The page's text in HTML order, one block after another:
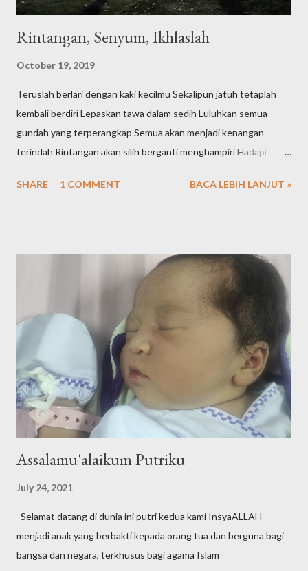
Rintangan, Senyum, Ikhlaslah
October 19, 2019
Teruslah berlari dengan kaki kecilmu Sekalipun jatuh tetaplah
kembali berdiri Lepaskan tawa dalam sedih Luluhkan semua
gundah yang terperangkap Semua akan menjadi kenangan
terindah Rintangan akan silih berganti menghampiri Hadapi
SHARE
1 COMMENT BACA LEBIH LANJUT »
Assalamu'alaikum Putriku
July 24, 2021
Selamat datang di dunia ini putri kedua kami InsyaALLAH
menjadi anak yang berbakti kepada orang tua dan berguna bagi
bangsa dan negara, terkhusus bagi agama Islam